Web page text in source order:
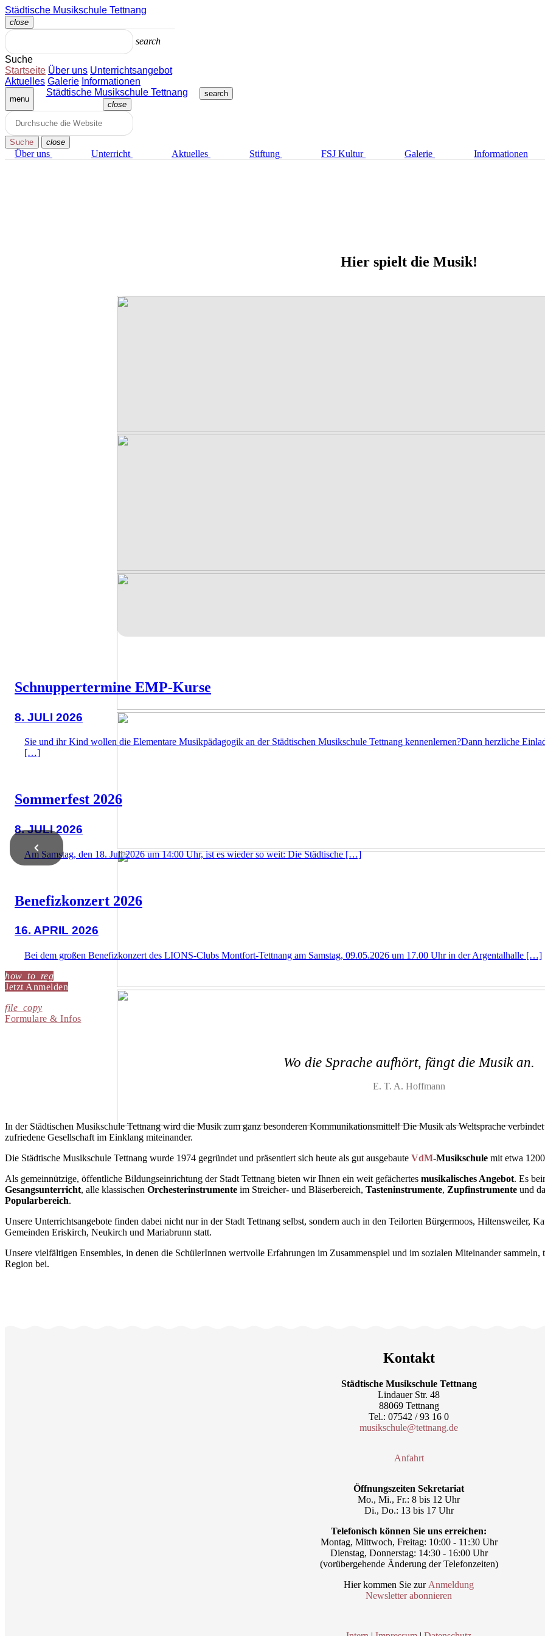
Zum
Inhalt
springen
Städtische Musikschule Tettnang
close
Menü
search
Suche
Startseite Über uns Unterrichts­angebot
Aktuelles Galerie Informationen
menu
Städtische Musikschule Tettnang
close
Menü
search
Suche close
Über uns Unterricht Aktuelles Stiftung FSJ Kultur Galerie Informationen
Hier spielt die Musik!
Schnuppertermine EMP-Kurse
8. JULI 2026
Sie und ihr Kind wollen die Elementare Musikpädagogik an der Städtischen Musikschule Tettnang kennenlernen?Dann herzliche
[…]
Sommerfest 2026
8. JULI 2026
Am Samstag, den 18. Juli 2026 um 14:00 Uhr, ist es wieder so weit: Die Städtische […]
Benefizkonzert 2026
16. APRIL 2026
Bei dem großen Benefizkonzert des LIONS-Clubs Montfort-Tettnang am Samstag, 09.05.2026 um 17.00 Uhr in der Argentalhalle […]
how_to_reg
Jetzt Anmelden
file_copy
Formulare & Infos
Wo die Sprache aufhört, fängt die Musik an.
E. T. A. Hoffmann
In der Städtischen Musikschule Tettnang wird die Musik zum ganz besonderen Kommunikationsmittel! Die Musik als Weltsprache
zufriedene Gesellschaft im Einklang miteinander.
Die Städtische Musikschule Tettnang wurde 1974 gegründet und präsentiert sich heute als gut ausgebaute VdM-Musikschule mit etwa
Als gemeinnützige, öffentliche Bildungseinrichtung der Stadt Tettnang bieten wir Ihnen ein weit gefächertes musikalisches Angebot. Es
Gesangsunterricht, alle klassischen Orchesterinstrumente im Streicher- und Bläserbereich, Tasteninstrumente, Zupfinstrumente und
Popularbereich.
Unsere Unterrichtsangebote finden dabei nicht nur in der Stadt Tettnang selbst, sondern auch in den Teilorten Bürgermoos, Hiltensweiler,
Gemeinden Eriskirch, Neukirch und Mariabrunn statt.
Unsere vielfältigen Ensembles, in denen die SchülerInnen wertvolle Erfahrungen im Zusammenspiel und im sozialen Miteinander
Region bei.
Kontakt
Städtische Musikschule Tettnang
Lindauer Str. 48
88069 Tettnang
Tel.: 07542 / 93 16 0
musikschule@tettnang.de
Anfahrt
Öffnungszeiten Sekretariat
Mo., Mi., Fr.: 8 bis 12 Uhr
Di., Do.: 13 bis 17 Uhr
Telefonisch können Sie uns erreichen:
Montag, Mittwoch, Freitag: 10:00 - 11:30 Uhr
Dienstag, Donnerstag: 14:30 - 16:00 Uhr
(vorübergehende Änderung der Telefonzeiten)
Hier kommen Sie zur Anmeldung
Newsletter abonnieren